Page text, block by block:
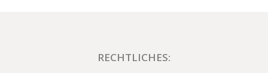
RECHTLICHES: